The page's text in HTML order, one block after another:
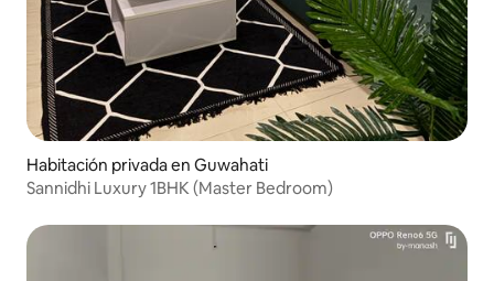
Habitación privada en Guwahati
Sannidhi Luxury 1BHK (Master Bedroom)